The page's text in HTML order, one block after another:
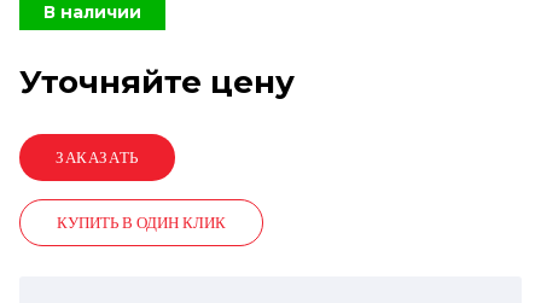
В наличии
Уточняйте цену
КУПИТЬ В ОДИН КЛИК